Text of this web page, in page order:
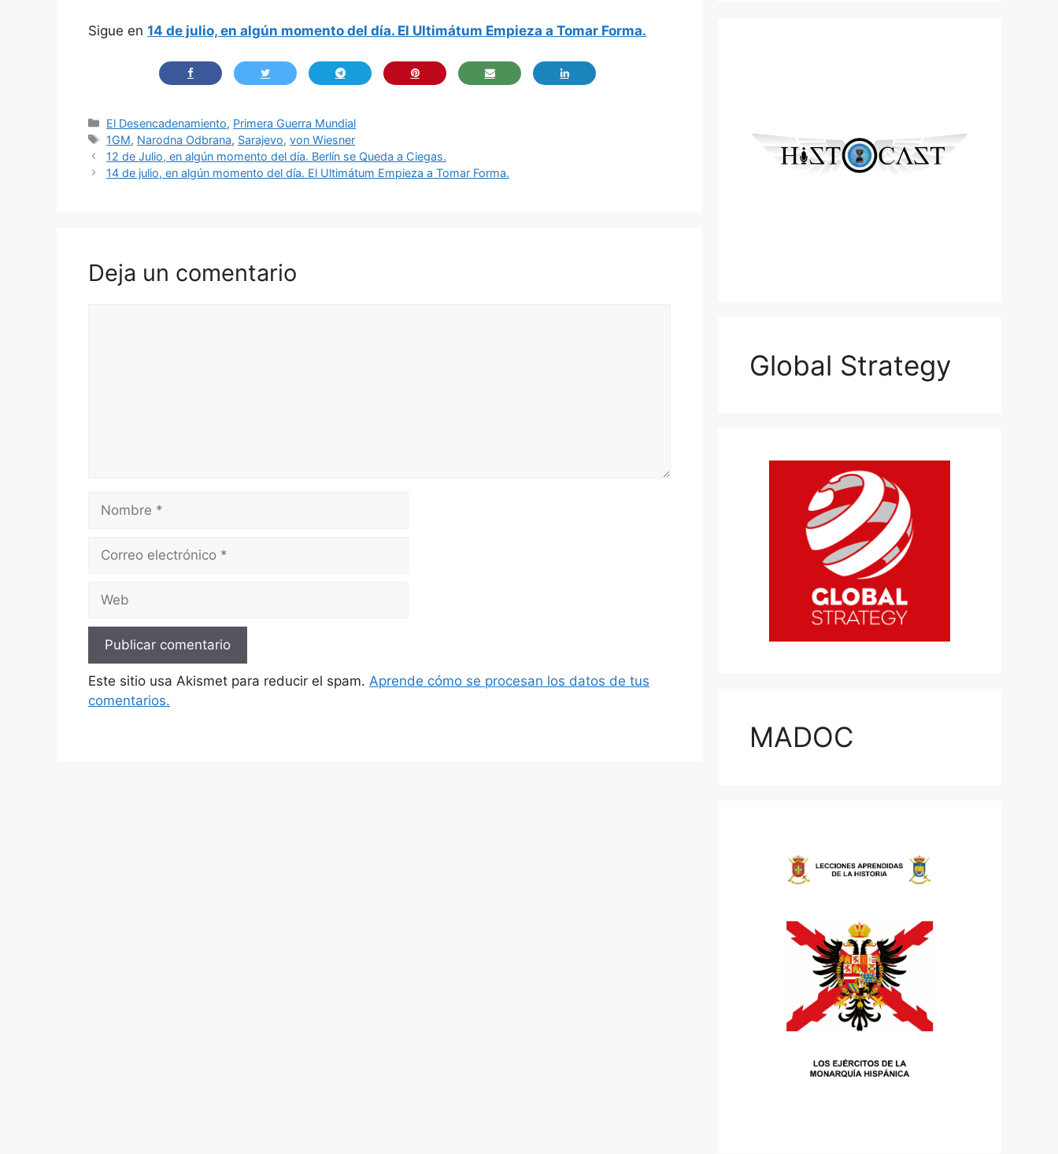
Sigue en 14 de julio, en algún momento del día. El Ultimátum Empieza a Tomar Forma.
Categorías
El Desencadenamiento, Primera Guerra Mundial
Etiquetas
1GM, Narodna Odbrana, Sarajevo,von Wiesner
12 de Julio, en algún momento del día. Berlín se Queda a Ciegas.
14 de julio, en algún momento del día. El Ultimátum Empieza a Tomar Forma.
Deja un comentario
electrónico
Este sitio usa Akismet para reducir el spam. Aprende cómo se procesan los datos de tus
comentarios.
Global Strategy
MADOC